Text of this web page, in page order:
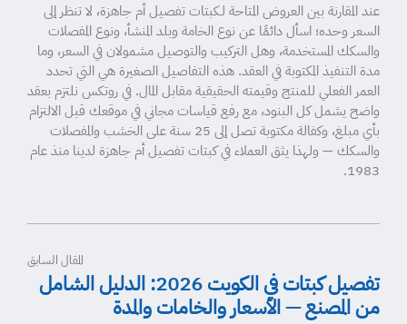
عند المقارنة بين العروض المتاحة لـكبتات تفصيل أم جاهزة، لا تنظر إلى
السعر وحده؛ اسأل دائمًا عن نوع الخامة وبلد المنشأ، ونوع المفصلات
والسكك المستخدمة، وهل التركيب والتوصيل مشمولان في السعر، وما
مدة التنفيذ المكتوبة في العقد. هذه التفاصيل الصغيرة هي التي تحدد
العمر الفعلي للمنتج وقيمته الحقيقية مقابل المال. في روتكس نلتزم بعقد
واضح يشمل كل البنود، مع رفع قياسات مجاني في موقعك قبل الالتزام
بأي مبلغ، وكفالة مكتوبة تصل إلى 25 سنة على الخشب والمفصلات
والسكك — ولهذا يثق العملاء في كبتات تفصيل أم جاهزة لدينا منذ عام
1983.
المقال السابق
تفصيل كبتات في الكويت 2026: الدليل الشامل
من المصنع — الأسعار والخامات والمدة